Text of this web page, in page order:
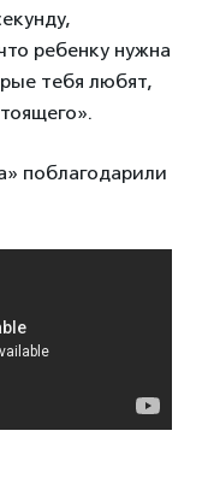
ребенку нужна
тебя любят,
поблагодарили